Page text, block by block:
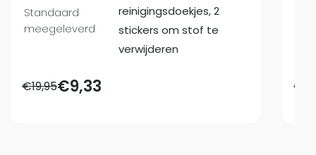
Standaard
meegeleverd
reinigingsdoekjes, 2
stickers om stof te
verwijderen
€19,95€9,33 €